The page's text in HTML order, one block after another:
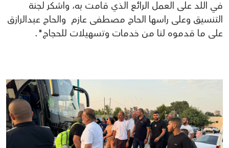
في اللد على العمل الرائع الذي قامت به، واشكر لجنة
التنسيق وعلى راسها الحاج مصطفى عازم والحاج عبدالرازق
على ما قدموه لنا من خدمات وتسهيلات للحجاج".